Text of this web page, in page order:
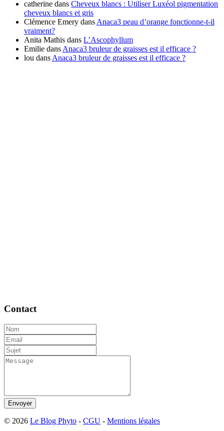
catherine dans Cheveux blancs : Utiliser Luxéol pigmentation
cheveux blancs et gris
Clémence Emery dans Anaca3 peau d’orange fonctionne-t-il
vraiment?
Anita Mathis dans L’Ascophyllum
Emilie dans Anaca3 bruleur de graisses est il efficace ?
lou dans Anaca3 bruleur de graisses est il efficace ?
Contact
Envoyer
© 2026 Le Blog Phyto - CGU - Mentions légales